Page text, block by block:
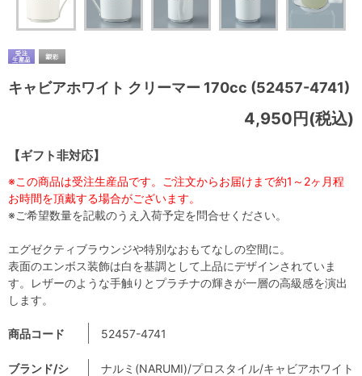
キャビアホワイト クリーマー 170cc (52457-4741)
【ギフト非対応】
4,950円(税込)
商品コード 52457-4741
ブランド/シ
ナルミ(NARUMI)/プロスタイル/キャビアホワイト
※この商品は受注生産品です。ご注文からお届けまで約1～2ヶ月程
お時間を頂戴する場合がございます。
※ご希望数量を記載のうえ入荷予定を問合せください。
エグゼクティブラウンジや特別なおもてなしの空間に。
表面のエンボス装飾は白を基調として上品にデザインされていま
す。レザーのような手触りとプラチナの輝きが一層の高級感を演出
します。